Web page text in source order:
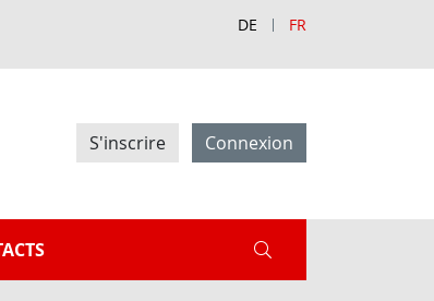
DE FR
S'inscrire Connexion